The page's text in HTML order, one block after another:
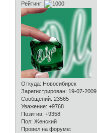
Рейтинг:
Откуда: Новосибирск
Зарегистрирован: 19-07-2009
Сообщений: 23565
Уважение: +9768
Позитив: +9358
Пол: Женский
Провел на форуме: